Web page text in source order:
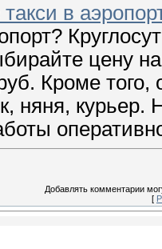
в
цену
Кроме того,
няня,
Добавлять комментарии
[